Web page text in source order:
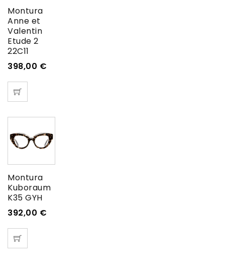
Montura
Anne et
Valentin
Etude 2
22C11
398,00 €
Montura
Kuboraum
K35 GYH
392,00 €